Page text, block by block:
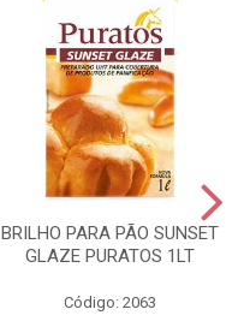
BRILHO PARA PÃO SUNSET
GLAZE PURATOS 1LT
Código: 2063